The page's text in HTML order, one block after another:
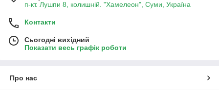
п-кт. Лушпи 8, колишній. "Хамелеон", Суми, Україна
Контакти
Сьогодні вихідний
Показати весь графік роботи
Про нас